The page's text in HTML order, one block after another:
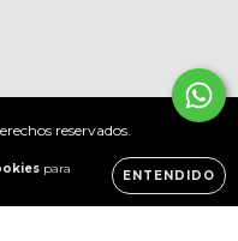
para
ENTENDIDO
reservados.